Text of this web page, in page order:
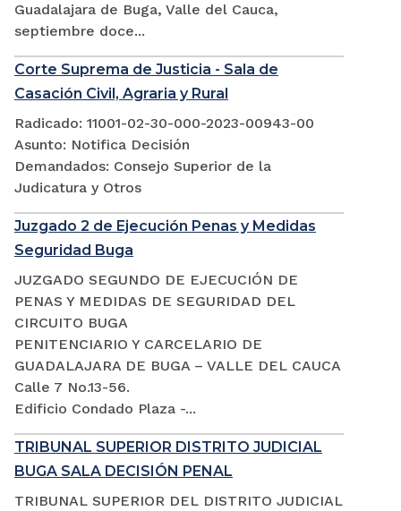
Guadalajara de Buga, Valle del Cauca,
septiembre doce...
Corte Suprema de Justicia - Sala de
Casación Civil, Agraria y Rural
Radicado: 11001-02-30-000-2023-00943-00
Asunto: Notifica Decisión
Demandados: Consejo Superior de la
Judicatura y Otros
Juzgado 2 de Ejecución Penas y Medidas
Seguridad Buga
JUZGADO SEGUNDO DE EJECUCIÓN DE
PENAS Y MEDIDAS DE SEGURIDAD DEL
CIRCUITO BUGA
PENITENCIARIO Y CARCELARIO DE
GUADALAJARA DE BUGA – VALLE DEL CAUCA
Calle 7 No.13-56.
Edificio Condado Plaza -...
TRIBUNAL SUPERIOR DISTRITO JUDICIAL
BUGA SALA DECISIÓN PENAL
TRIBUNAL SUPERIOR DEL DISTRITO JUDICIAL